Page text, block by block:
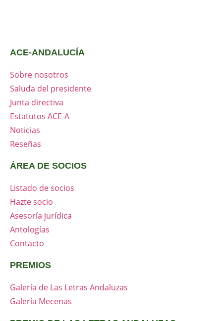
ACE-ANDALUCÍA
Sobre nosotros
Saluda del presidente
Junta directiva
Estatutos ACE-A
Noticias
Reseñas
ÁREA DE SOCIOS
Listado de socios
Hazte socio
Asesoría jurídica
Antologías
Contacto
PREMIOS
Galería de Las Letras Andaluzas
Galería Mecenas